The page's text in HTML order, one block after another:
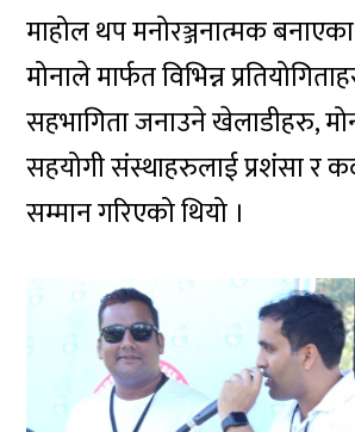
माहोल थप मनोरञ्जनात्मक
मोनाले मार्फत विभिन्न
सहभागिता जनाउने खेलाडीहरु,
सहयोगी संस्थाहरुलाई प्रशंसा र
सम्मान गरिएको थियो ।